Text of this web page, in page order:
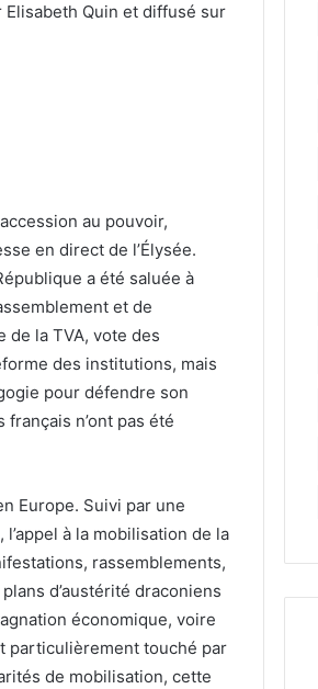
Elisabeth Quin et diffusé sur
au pouvoir,
en direct de l’Élysée.
a été saluée à
et de
de la TVA, vote des
des institutions, mais
pour défendre son
n’ont pas été
Europe. Suivi par une
à la mobilisation de la
rassemblements,
d’austérité draconiens
économique, voire
particulièrement touché par
de mobilisation, cette